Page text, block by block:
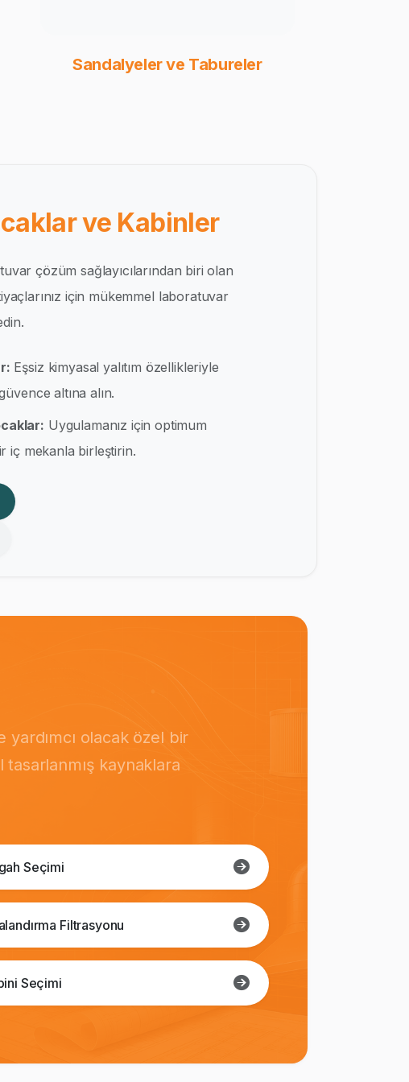
Sandalyeler ve Tabureler
ve Kabinler
çözüm sağlayıcılarından biri olan
için mükemmel laboratuvar
Eşsiz kimyasal yalıtım özellikleriyle
altına alın.
Uygulamanız için optimum
iç mekanla birleştirin.
olacak özel bir
tasarlanmış kaynaklara
Seçimi
Filtrasyonu
Seçimi